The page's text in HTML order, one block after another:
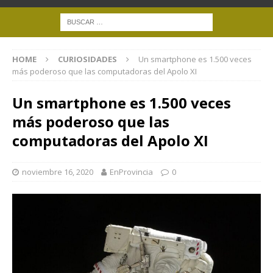
HOME CURIOSIDADES
Un smartphone es 1.500 veces
más poderoso que las computadoras del Apolo XI
Un smartphone es 1.500 veces
más poderoso que las
computadoras del Apolo XI
noviembre 16, 2020 EnProvincia 0